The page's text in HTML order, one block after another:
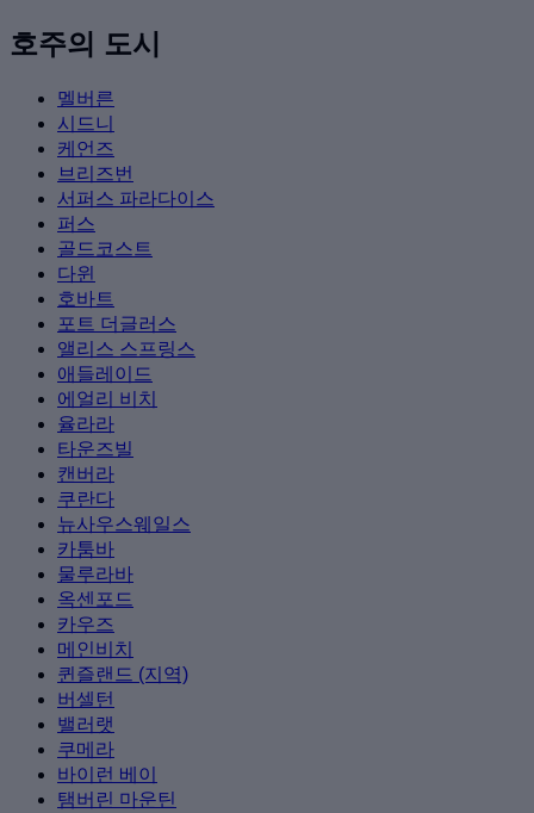
호주의 도시
멜버른
시드니
케언즈
브리즈번
서퍼스 파라다이스
퍼스
골드코스트
다윈
호바트
포트 더글러스
앨리스 스프링스
애들레이드
에얼리 비치
율라라
타운즈빌
캔버라
쿠란다
뉴사우스웨일스
카툼바
물루라바
옥센포드
카우즈
메인비치
퀸즐랜드 (지역)
버셀턴
밸러랫
쿠메라
바이런 베이
탬버린 마운틴